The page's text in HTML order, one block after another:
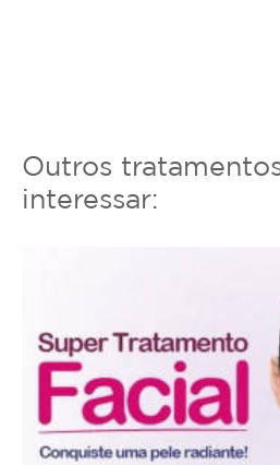
Outros
interessar: